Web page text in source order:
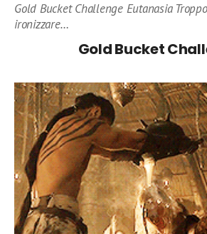
Gold Bucket Challenge Eutanasia
ironizzare…
Gold Bucket